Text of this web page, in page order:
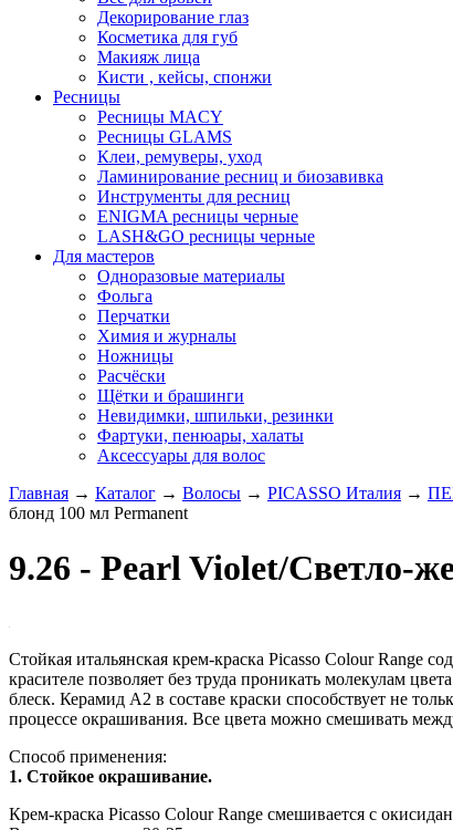
Декорирование глаз
Косметика для губ
Макияж лица
Кисти , кейсы, спонжи
Ресницы
Ресницы MACY
Ресницы GLAMS
Клеи, ремуверы, уход
Ламинирование ресниц и биозавивка
Инструменты для ресниц
ENIGMA ресницы черные
LASH&GO ресницы черные
Для мастеров
Одноразовые материалы
Фольга
Перчатки
Химия и журналы
Ножницы
Расчёски
Щётки и брашинги
Невидимки, шпильки, резинки
Фартуки, пенюары, халаты
Аксессуары для волос
Главная → Каталог → Волосы → PICASSO Италия →
блонд 100 мл Рermanent
9.26 - Pearl Violet/Светло-
Стойкая итальянская крем-краска Picasso Colour Range
красителе позволяет без труда проникать молекулам
блеск. Керамид А2 в составе краски способствует не
процессе окрашивания. Все цвета можно смешивать
Способ применения:
1. Стойкое окрашивание.
Крем-краска Picasso Colour Range смешивается с